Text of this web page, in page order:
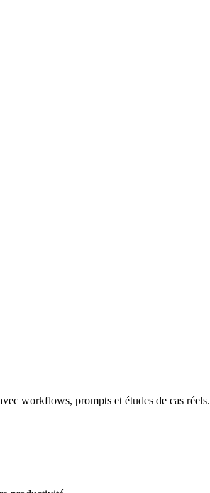
workflows, prompts et études de cas réels.